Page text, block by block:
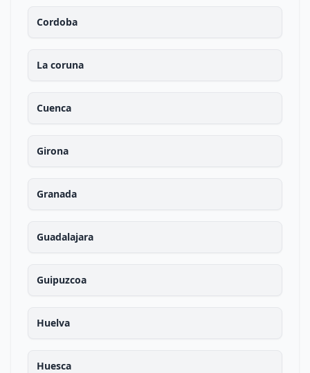
Cordoba
La coruna
Cuenca
Girona
Granada
Guadalajara
Guipuzcoa
Huelva
Huesca